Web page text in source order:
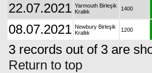
22.07.2021 Yarmouth Birleşik
Krallık
1400
08.07.2021 Newbury Birleşik
Krallık
1200
3 records out of 3 are
Return to top